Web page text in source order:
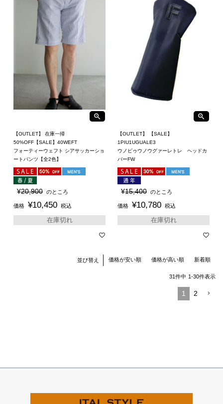
【OUTLET】 在庫一掃
50%OFF【SALE】40WEFT
フォーティーウェフト シアサッカーショ
ートパンツ【全2色】
¥20,900 のところ
価格 ¥10,450 税込
在庫切れ
【OUTLET】 【SALE】
1PIU1UGUALE3
ウノピゥウノウグァーレトレ ヘッドカ
バーFW
¥15,400 のところ
価格 ¥10,780 税込
在庫切れ
並び替え 価格が安い順 価格が高い順 新着順
31 件中 1 -30件表示
1 2